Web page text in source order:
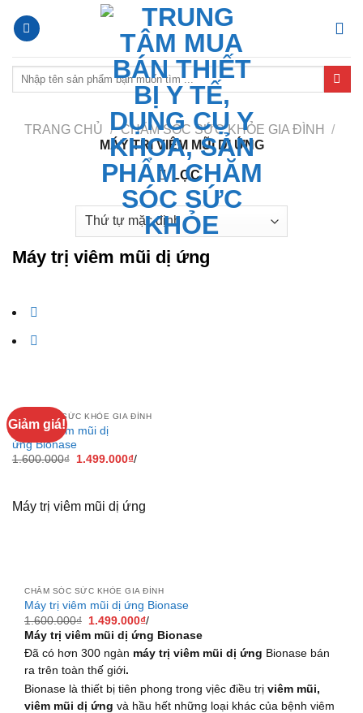
TRANG CHỦ / CHĂM SÓC SỨC KHỎE GIA ĐÌNH
/
MÁY TRỊ VIÊM MŨI DỊ ỨNG
LỌC
Máy trị viêm mũi dị ứng
Giảm giá!
CHĂM SÓC SỨC KHỎE GIA ĐÌNH
Máy trị viêm mũi dị
ứng Bionase
1.600.000₫ 1.499.000₫/
Máy trị viêm mũi dị ứng
CHĂM SÓC SỨC KHỎE GIA ĐÌNH
Máy trị viêm mũi dị ứng Bionase
1.600.000₫ 1.499.000₫/
Máy trị viêm mũi dị ứng Bionase
Đã có hơn 300 ngàn máy trị viêm mũi dị ứng Bionase bán
ra trên toàn thế giới.
Bionase là thiết bị tiên phong trong vịêc điều trị viêm mũi,
viêm mũi dị ứng và hầu hết những loại khác của bệnh viêm